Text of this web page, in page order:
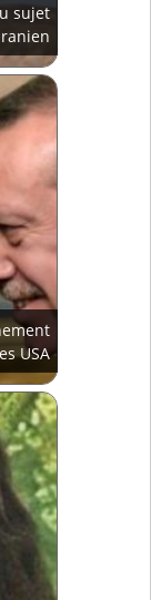
sujet
USA